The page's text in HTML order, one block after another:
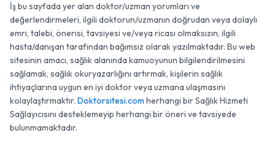
İş bu sayfada yer alan doktor/uzman yorumları ve
değerlendirmeleri, ilgili doktorun/uzmanın doğrudan veya dolaylı
emri, talebi, önerisi, tavsiyesi ve/veya ricası olmaksızın, ilgili
hasta/danışan tarafından bağımsız olarak yazılmaktadır. Bu web
sitesinin amacı, sağlık alanında kamuoyunun bilgilendirilmesini
sağlamak, sağlık okuryazarlığını artırmak, kişilerin sağlık
ihtiyaçlarına uygun en iyi doktor veya uzmana ulaşmasını
kolaylaştırmaktır. Doktorsitesi.com herhangi bir Sağlık Hizmeti
Sağlayıcısını desteklemeyip herhangi bir öneri ve tavsiyede
bulunmamaktadır.